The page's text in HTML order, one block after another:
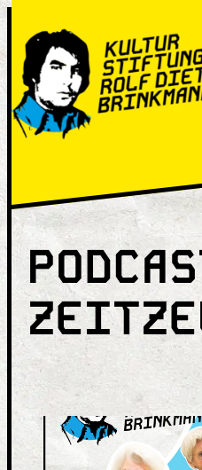
Inhalt
springen